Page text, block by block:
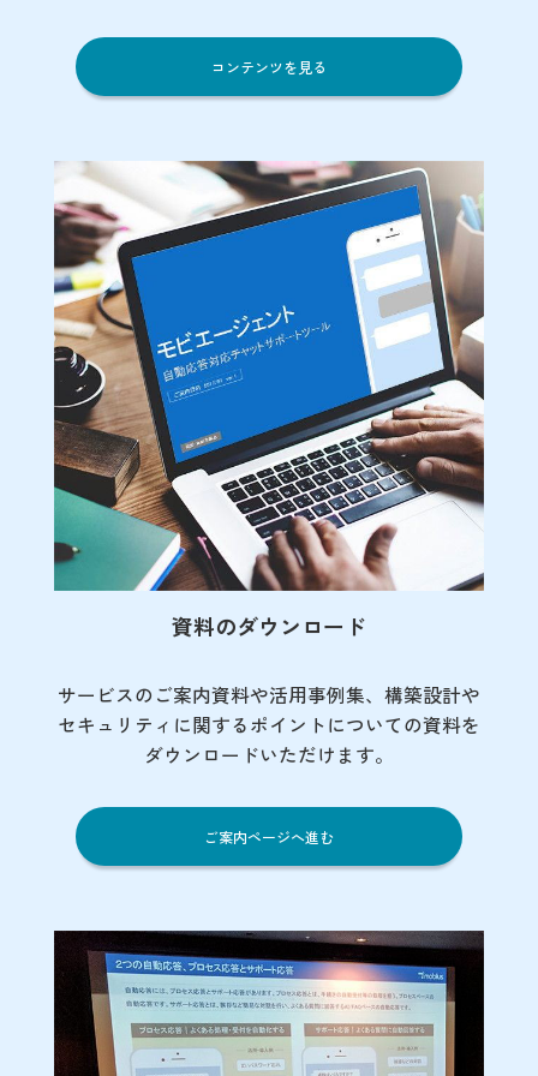
コンテンツを見る
資料のダウンロード
サービスのご案内資料や活用事例集、 構築設計や
セキュリティに関するポイントについての資料を
ダウンロードいただけます。
ご案内ページへ進む